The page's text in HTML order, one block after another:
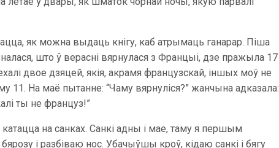
як можна выдаць кнігу, каб атрымаць ганарар. Піша
што ў верасні вярнулася з Францыі, дзе пражыла 17
двое дзяцей, якія, акрамя французскай, іншых моў не
На маё пытанне: “Чаму вярнуліся?” жанчына адказала:
ты не француз!”
на санках. Санкі адны і мае, таму я першым
і разбіваю нос. Убачыўшы кроў, кідаю санкі і бягу